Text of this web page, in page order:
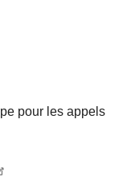
pour les appels